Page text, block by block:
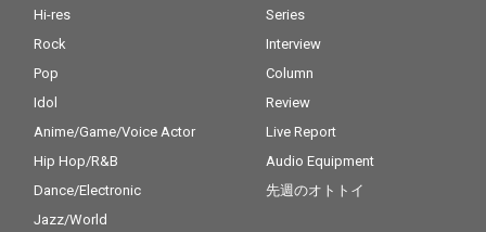
Hi-res
Rock
Pop
Idol
Anime/Game/Voice Actor
Hip Hop/R&B
Dance/Electronic
Jazz/World
Series
Interview
Column
Review
Live Report
Audio Equipment
先週のオトトイ